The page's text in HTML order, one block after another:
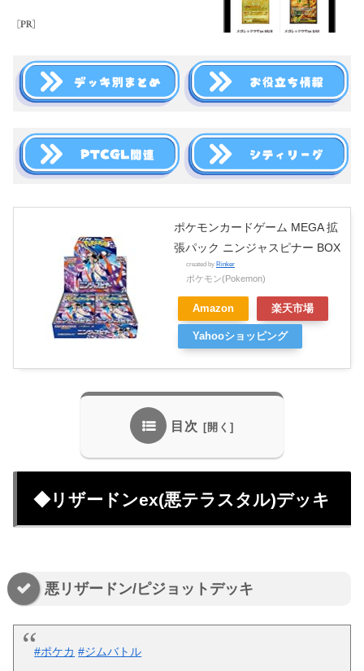
ポケモンカードゲーム MEGA 拡
張パック ニンジャスピナー BOX
created by Rinker
ポケモン(Pokemon)
Amazon 楽天市場
Yahooショッピング
目次
◆リザードンex(悪テラスタル)デッキ
悪リザードン/ピジョットデッキ
#ポケカ #ジムバトル